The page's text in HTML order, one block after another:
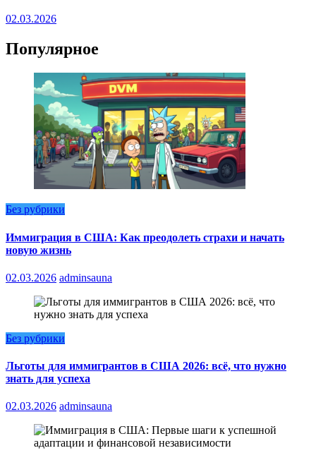
02.03.2026
Популярное
Без рубрики
Иммиграция в США: Как преодолеть страхи и начать
новую жизнь
02.03.2026 adminsauna
Без рубрики
Льготы для иммигрантов в США 2026: всё, что нужно
знать для успеха
02.03.2026 adminsauna